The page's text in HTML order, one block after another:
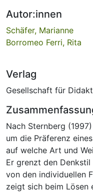
Autor:innen
Schäfer, Marianne
Borromeo Ferri, Rita
Verlag
Gesellschaft für
Nach Sternberg
um die Präferenz
auf welche Art und
Er grenzt den
von den individuellen
zeigt sich beim Lösen